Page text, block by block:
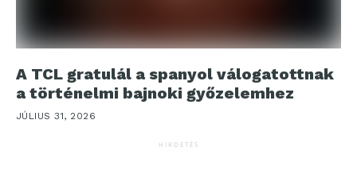
A TCL gratulál a spanyol válogatottnak
a történelmi bajnoki győzelemhez
JÚLIUS 31, 2026
HIRDETÉS